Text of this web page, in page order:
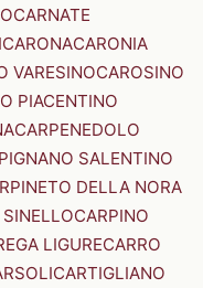
CARNATE
CARONACARONIA
VARESINOCAROSINO
PIACENTINO
CARPENEDOLO
SALENTINO
DELLA NORA
CARPINO
LIGURECARRO
CARTIGLIANO